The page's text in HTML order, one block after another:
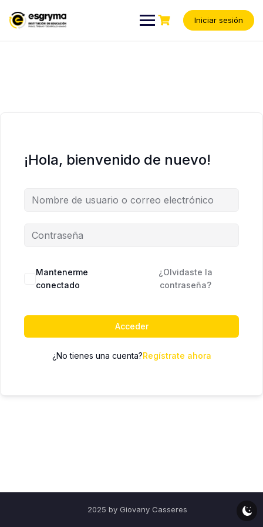
Iniciar sesión
¡Hola, bienvenido de nuevo!
Mantenerme
conectado
¿Olvidaste la
contraseña?
Acceder
¿No tienes una cuenta?Regístrate ahora
2025 by Giovany Casseres